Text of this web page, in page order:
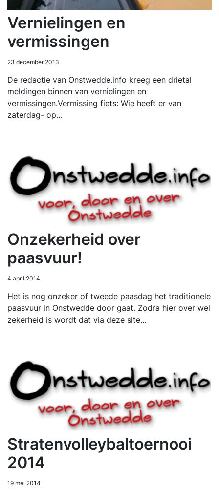
Vernielingen en
vermissingen
23 december 2013
De redactie van Onstwedde.info kreeg een drietal
meldingen binnen van vernielingen en
vermissingen.Vermissing fiets: Wie heeft er van
zaterdag- op…
Onzekerheid over
paasvuur!
4 april 2014
Het is nog onzeker of tweede paasdag het traditionele
paasvuur in Onstwedde door gaat. Zodra hier over wel
zekerheid is wordt dat via deze site…
Stratenvolleybaltoernooi
2014
19 mei 2014